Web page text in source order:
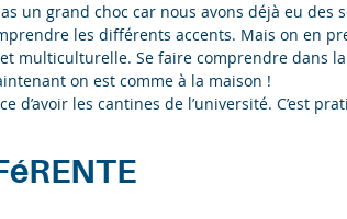
un grand choc car nous avons déjà eu des
les différents accents. Mais on en
multiculturelle. Se faire comprendre dans
on est comme à la maison !
les cantines de l’université. C’est